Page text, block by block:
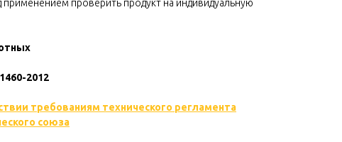
применением проверить продукт на индивидуальную
2012
требованиям технического регламента
союза